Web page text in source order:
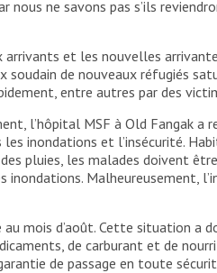
ne savons pas s’ils
et les nouvelles
de nouveaux réfugiés
entre autres par des
l’hôpital MSF à Old Fangak
inondations et l’insécurité.
pluies, les malades doivent
Malheureusement,
mois d’août. Cette situation a
de carburant et de
de passage en toute